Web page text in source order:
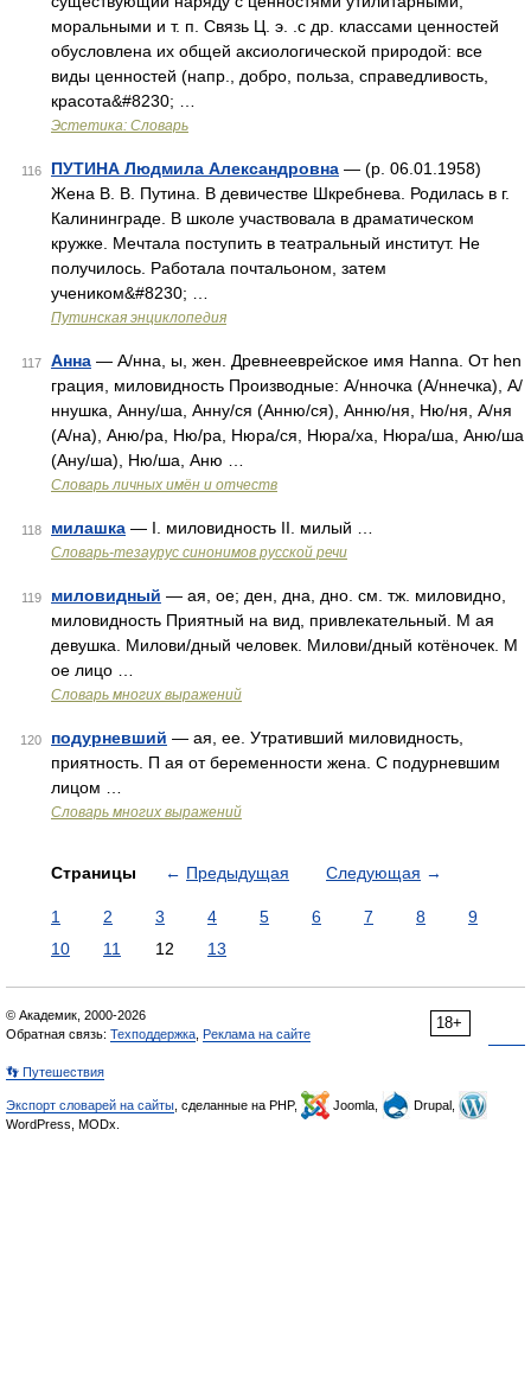
моральными и т. п. Связь Ц. э. .с др. классами ценностей
обусловлена их общей аксиологической природой: все
виды ценностей (напр., добро, польза, справедливость,
красота&#8230; …
Эстетика: Словарь
116 ПУТИНА Людмила Александровна — (р. 06.01.1958)
Жена В. В. Путина. В девичестве Шкребнева. Родилась в г.
Калининграде. В школе участвовала в драматическом
кружке. Мечтала поступить в театральный институт. Не
получилось. Работала почтальоном, затем
учеником&#8230; …
Путинская энциклопедия
117 Анна — А/нна, ы, жен. Древнееврейское имя Hanna. От hen
грация, миловидность Производные: А/нночка (А/ннечка), А/
ннушка, Анну/ша, Анну/ся (Анню/ся), Анню/ня, Ню/ня, А/ня
(А/на), Аню/ра, Ню/ра, Нюра/ся, Нюра/ха, Нюра/ша, Аню/ша
(Ану/ша), Ню/ша, Аню …
Словарь личных имён и отчеств
118 милашка — I. миловидность II. милый …
Словарь-тезаурус синонимов русской речи
119 миловидный — ая, ое; ден, дна, дно. см. тж. миловидно,
миловидность Приятный на вид, привлекательный. М ая
девушка. Милови/дный человек. Милови/дный котёночек. М
ое лицо …
Словарь многих выражений
120 подурневший — ая, ее. Утративший миловидность,
приятность. П ая от беременности жена. С подурневшим
лицом …
Словарь многих выражений
Страницы ← Предыдущая Следующая →
1 2 3 4 5 6 7 8
9
10
11 12 13
18+
© Академик, 2000-2026
Обратная связь: Техподдержка Реклама на сайте
👣 Путешествия
Экспорт словарей на сайты , сделанные на PHP, Joomla,
Drupal,
WordPress, MODx.